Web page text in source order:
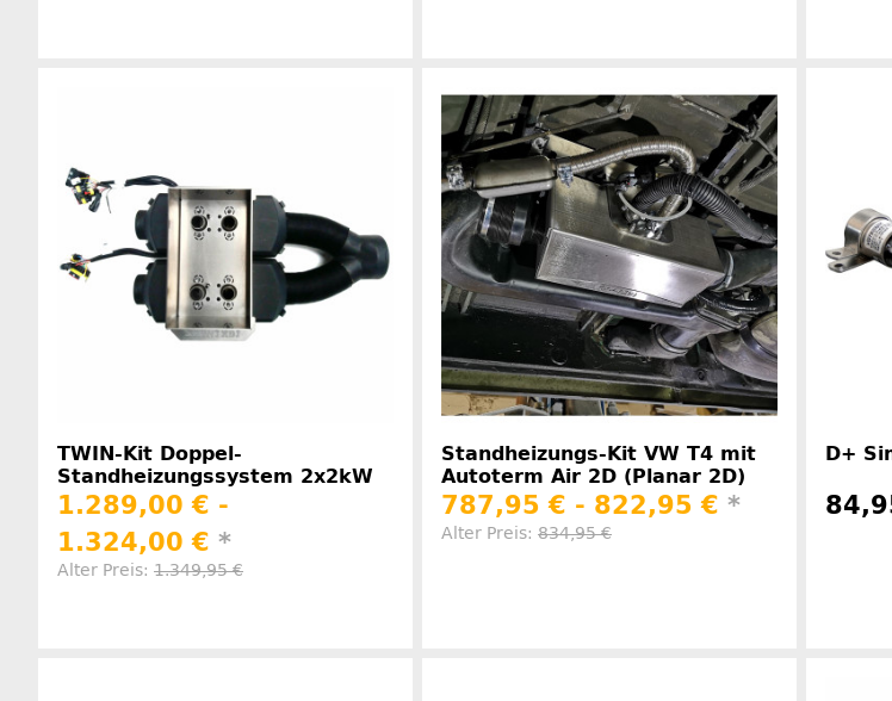
TWIN-Kit Doppel-
Standheizungssystem 2x2kW
1.289,00 € -
1.324,00 € *
Alter Preis: 1.349,95 €
Standheizungs-Kit VW T4 mit
Autoterm Air 2D (Planar 2D)
787,95 € - 822,95 € *
Alter Preis: 834,95 €
D+